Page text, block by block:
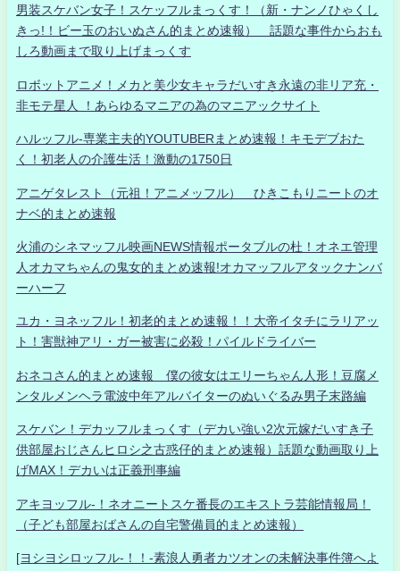
男装スケバン女子！スケッフルまっくす！（新・ナンノひゃくし
きっ!！ビー玉のおいぬさん的まとめ速報） 話題な事件からおも
しろ動画まで取り上げまっくす
ロボットアニメ！メカと美少女キャラだいすき永遠の非リア充・
非モテ星人 ！あらゆるマニアの為のマニアックサイト
ハルッフル-専業主夫的YOUTUBERまとめ速報！キモデブおた
く！初老人の介護生活！激動の1750日
アニゲタレスト（元祖！アニメッフル） ひきこもりニートのオ
ナベ的まとめ速報
火浦のシネマッフル映画NEWS情報ポータブルの杜！オネエ管理
人オカマちゃんの鬼女的まとめ速報!オカマッフルアタックナンバ
ーハーフ
ユカ・ヨネッフル！初老的まとめ速報！！大帝イタチにラリアッ
ト！害獣神アリ・ガー被害に必殺！パイルドライバー
おネコさん的まとめ速報 僕の彼女はエリーちゃん人形！豆腐メ
ンタルメンヘラ電波中年アルバイターのぬいぐるみ男子末路編
スケバン！デカッフルまっくす（デカい強い2次元嫁だいすき子
供部屋おじさんヒロシ之古惑仔的まとめ速報）話題な動画取り上
げMAX！デカいは正義刑事編
アキヨッフル-！ネオニートスケ番長のエキストラ芸能情報局！
（子ども部屋おばさんの自宅警備員的まとめ速報）
[ヨシヨシロッフル-！！-素浪人勇者カツオンの未解決事件簿へよ